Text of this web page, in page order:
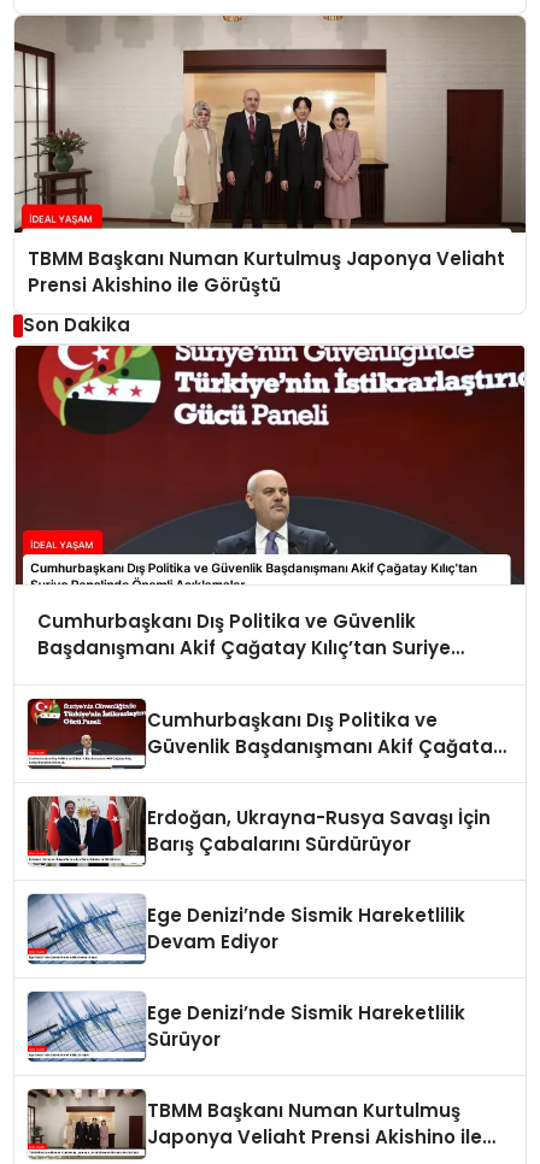
TBMM Başkanı Numan Kurtulmuş Japonya Veliaht
Prensi Akishino ile Görüştü
Son Dakika
Cumhurbaşkanı Dış Politika ve Güvenlik
Başdanışmanı Akif Çağatay Kılıç’tan Suriye
Cumhurbaşkanı Dış Politika ve
Güvenlik Başdanışmanı Akif Çağatay
Erdoğan, Ukrayna-Rusya Savaşı İçin
Barış Çabalarını Sürdürüyor
Ege Denizi’nde Sismik Hareketlilik
Devam Ediyor
Ege Denizi’nde Sismik Hareketlilik
Sürüyor
TBMM Başkanı Numan Kurtulmuş
Japonya Veliaht Prensi Akishino ile